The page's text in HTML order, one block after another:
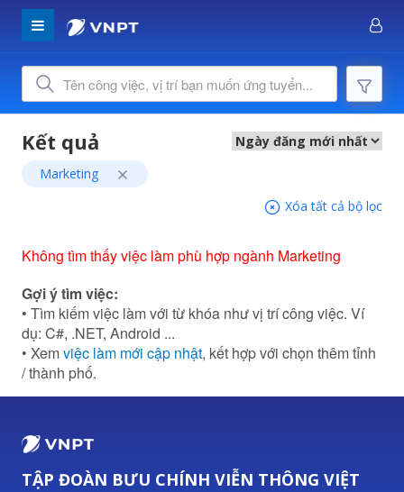
Marketing
Xóa tất cả bộ lọc
Không tìm thấy việc làm phù hợp ngành Marketing
Gợi ý tìm việc:
• Tìm kiếm việc làm với từ khóa như vị trí công việc. Ví
dụ: C#, .NET, Android ...
• Xemviệc làm mới cập nhật, kết hợp với chọn thêm tỉnh
/ thành phố.
TẬP ĐOÀN BƯU CHÍNH VIỄN THÔNG VIỆT